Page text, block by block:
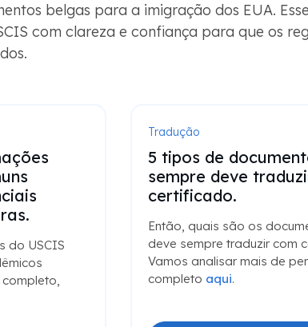
belgas para a imigração dos EUA.
com clareza e confiança para que os
do USCIS
Tradução
5 tipos de
sempre deve
certificado.
Então, quais são os
deve sempre traduzir com
Vamos analisar mais de
completo aqui.